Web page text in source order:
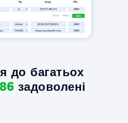
до багатьох
задоволені